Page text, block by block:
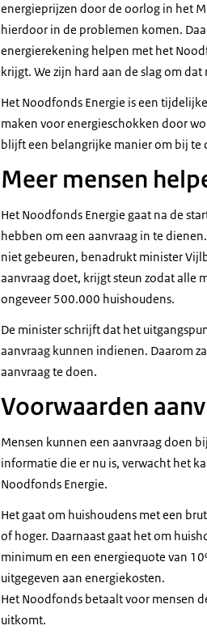
energieprijzen door de oorlog in het
hierdoor in de problemen komen.
energierekening helpen met het
krijgt. We zijn hard aan de slag om
Het Noodfonds Energie is een
maken voor energieschokken door
blijft een belangrijke manier om bij te
Meer mensen
Het Noodfonds Energie gaat na de
hebben om een aanvraag in te
niet gebeuren, benadrukt minister
aanvraag doet, krijgt steun zodat alle
ongeveer 500.000 huishoudens.
De minister schrijft dat het
aanvraag kunnen indienen. Daarom
aanvraag te doen.
Voorwaarden
Mensen kunnen een aanvraag doen
informatie die er nu is, verwacht het
Noodfonds Energie.
Het gaat om huishoudens met een
of hoger. Daarnaast gaat het om
minimum en een energiequote van
uitgegeven aan energiekosten.
Het Noodfonds betaalt voor mensen
uitkomt.